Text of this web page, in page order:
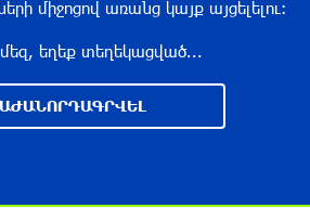
to Preserve Armenian Heritage:
Sponsors the "Artsakh" Orchestra
միջոցով առանց կայք այցելելու։
եղեք տեղեկացված...